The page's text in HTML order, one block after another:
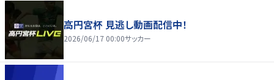
高円宮杯 見逃し動画配信中！
2026/06/17 00:00サッカー